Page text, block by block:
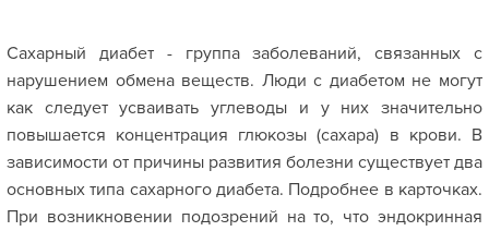
Сахарный диабет - группа заболеваний, связанных с
нарушением обмена веществ. Люди с диабетом не могут
как следует усваивать углеводы и у них значительно
повышается концентрация глюкозы (сахара) в крови. В
зависимости от причины развития болезни существует два
основных типа сахарного диабета. Подробнее в карточках.
При возникновении подозрений на то, что эндокринная